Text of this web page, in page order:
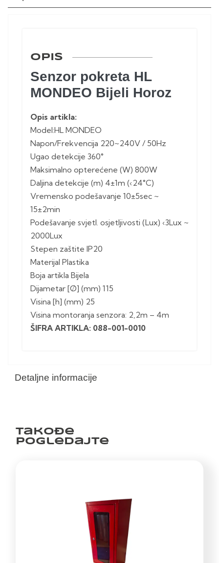
Detaljne informacije
OPIS
Senzor pokreta HL
MONDEO Bijeli Horoz
Opis artikla:
Model:HL MONDEO
Napon/Frekvencija 220~240V / 50Hz
Ugao detekcije 360°
Maksimalno opterećene (W) 800W
Daljina detekcije (m) 4±1m (‹24°C)
Vremensko podešavanje 10±5sec ~
15±2min
Podešavanje svjetl. osjetljivosti (Lux) ‹3Lux ~
2000Lux
Stepen zaštite IP20
Materijal Plastika
Boja artikla Bijela
Dijametar [Ø] (mm) 115
Visina [h] (mm) 25
Visina montoranja senzora: 2,2m – 4m
ŠIFRA ARTIKLA: 088-001-0010
Takođe
pogledajte